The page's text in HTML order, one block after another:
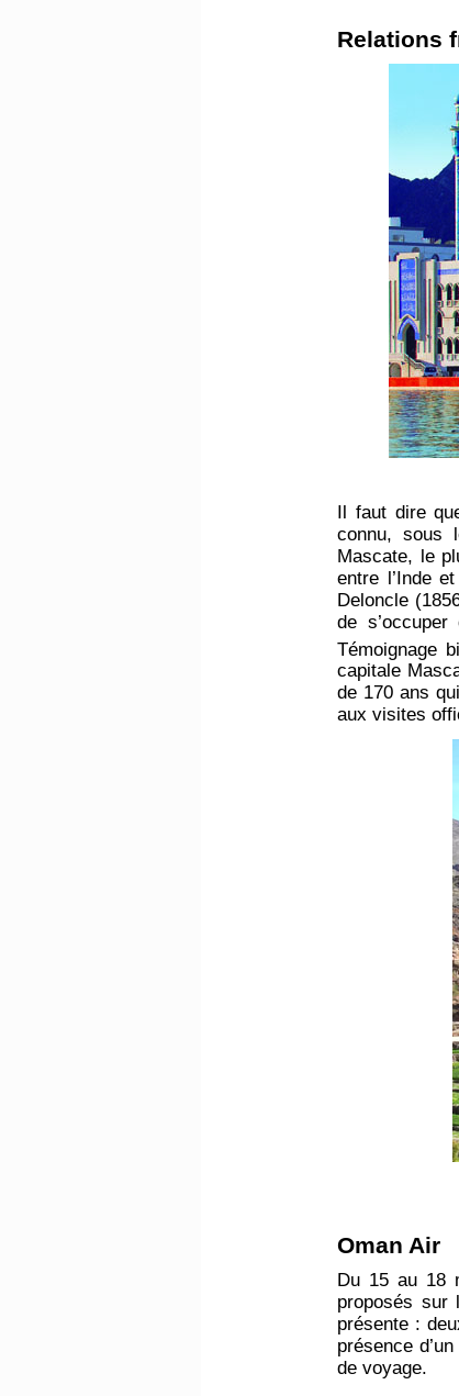
​Relations
Il faut dire
connu, sous
Mascate, le
entre l’Inde
Deloncle
de
Témoignage
capitale
de 170 ans
aux visites
Oman Air
Du 15 au 18
proposés sur
présente :
présence
de voyage.